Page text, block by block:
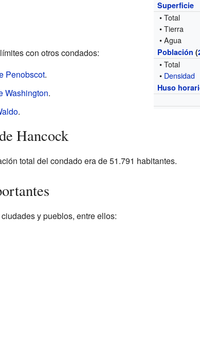
Superficie
• Total
• Tierra
• Agua
Población (
• Total
• Densidad
Huso
con otros condados:
Penobscot.
Washington.
.
Hancock
total del condado era de 51.791 habitantes.
y pueblos, entre ellos: